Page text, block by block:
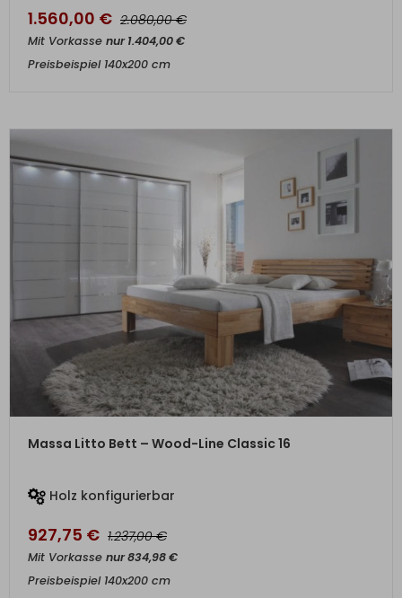
1.560,00 € 2.080,00€
Mit Vorkasse nur1.404,00€
Preisbeispiel 140x200 cm
ZUM PRODUKT
Massa Litto Bett – Wood-Line Classic 16
Holz konfigurierbar
927,75 € 1.237,00€
Mit Vorkasse nur834,98€
Preisbeispiel 140x200 cm